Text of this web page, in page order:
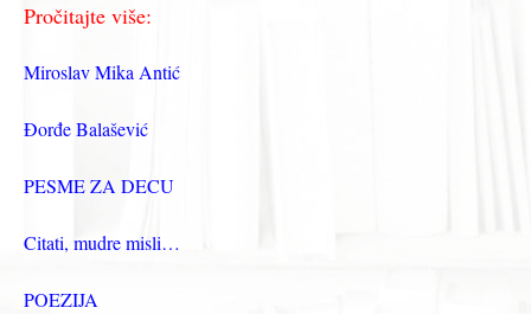
Pročitajte više:
Miroslav Mika Antić
Đorđe Balašević
PESME ZA DECU
Citati, mudre misli…
POEZIJA